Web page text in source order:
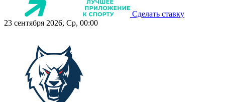
Сделать ставку
23 сентября 2026, Ср, 00:00